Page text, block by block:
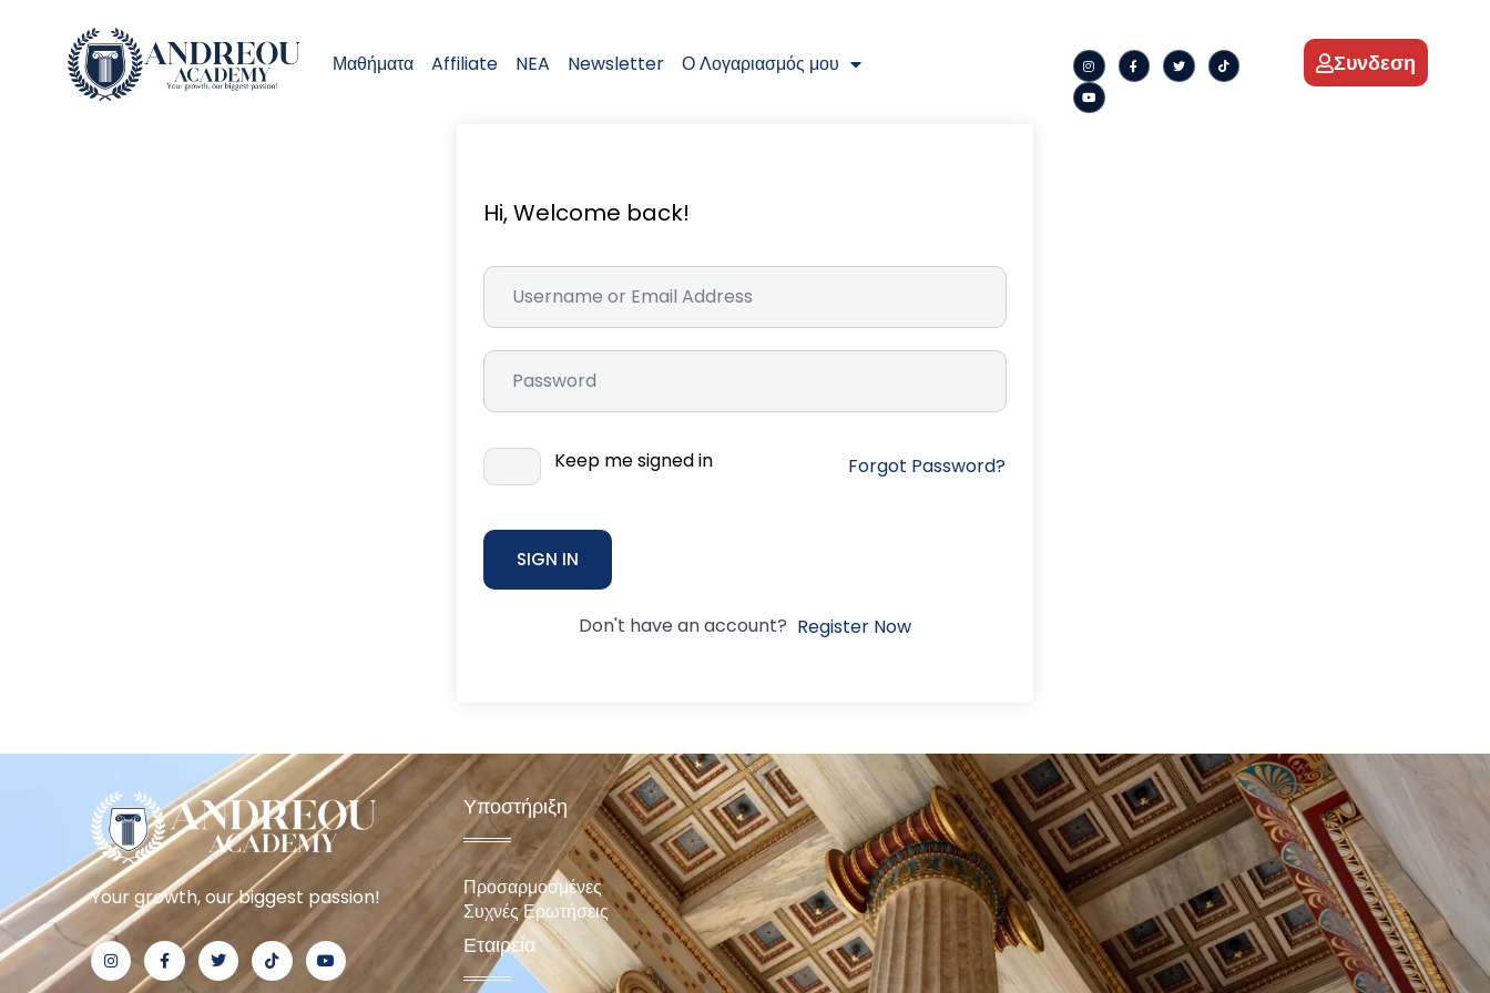
Μαθήματα Affiliate NEA Newsletter Ο Λογαριασμός μου Συνδεση
Hi, Welcome back!
Keep me signed in Forgot Password?
SIGN IN
Don't have an account? Register Now
Your growth, our biggest passion!
Υποστήριξη
Προσαρμοσμένες
Συχνές Ερωτήσεις
Εταιρεία